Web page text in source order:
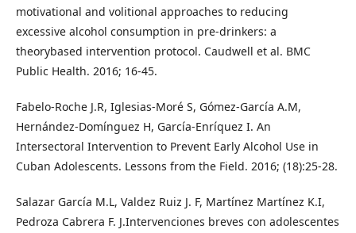
motivational and volitional approaches to reducing
excessive alcohol consumption in pre-drinkers: a
theorybased intervention protocol. Caudwell et al. BMC
Public Health. 2016; 16-45.
Fabelo-Roche J.R, Iglesias-Moré S, Gómez-García A.M,
Hernández-Domínguez H, García-Enríquez I. An
Intersectoral Intervention to Prevent Early Alcohol Use in
Cuban Adolescents. Lessons from the Field. 2016; (18):25-28.
Salazar García M.L, Valdez Ruiz J. F, Martínez Martínez K.I,
Pedroza Cabrera F. J.Intervenciones breves con adolescentes